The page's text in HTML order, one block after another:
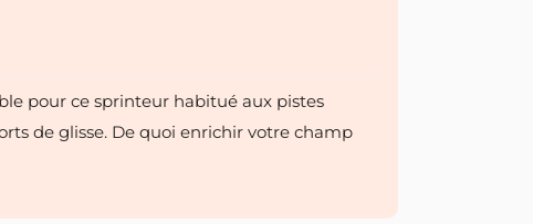
pour ce sprinteur habitué aux pistes
de glisse. De quoi enrichir votre champ